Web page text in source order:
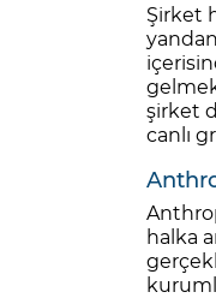
Şirket
şirket
canlı
halka